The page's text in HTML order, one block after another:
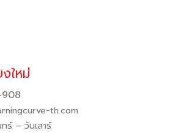
ใหม่
th.com
ร์ – วันเสาร์